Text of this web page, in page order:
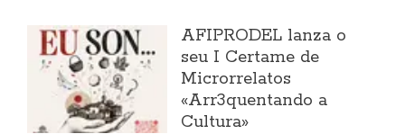
AFIPRODEL lanza o
seu I Certame de
Microrrelatos
«Arr3quentando a
Cultura»